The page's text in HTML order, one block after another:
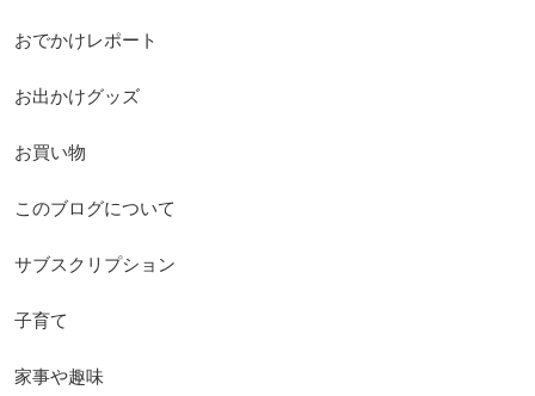
おでかけレポート
お出かけグッズ
お買い物
このブログについて
サブスクリプション
子育て
家事や趣味